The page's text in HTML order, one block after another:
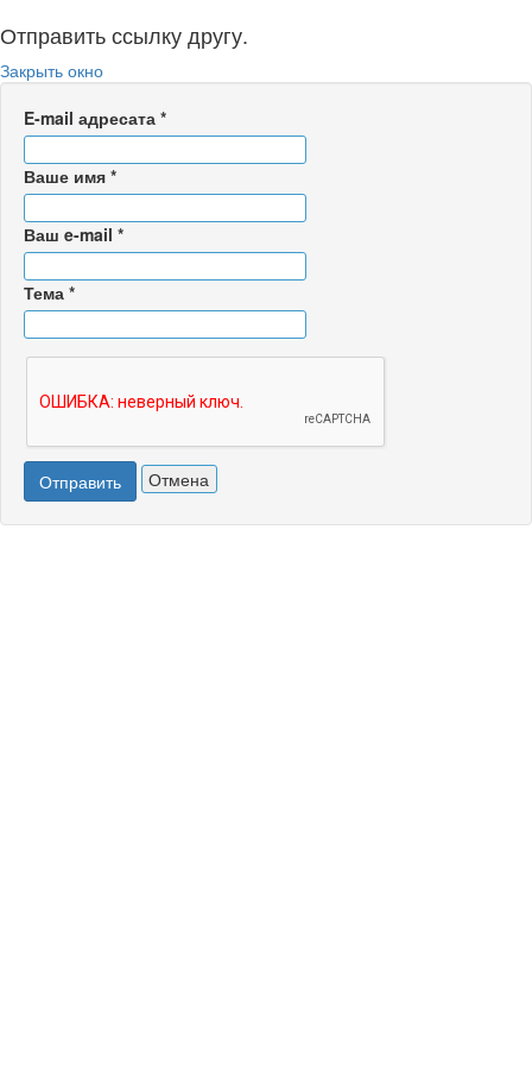
Отправить ссылку другу.
Закрыть окно
E-mail адресата *
Ваше имя *
Ваш e-mail *
Тема *
Отправить Отмена